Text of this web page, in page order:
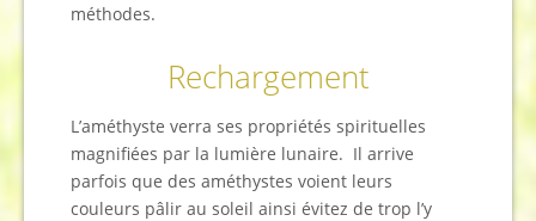
méthodes.
Rechargement
L’améthyste verra ses propriétés spirituelles
magnifiées par la lumière lunaire. Il arrive
parfois que des améthystes voient leurs
couleurs pâlir au soleil ainsi évitez de trop l’y